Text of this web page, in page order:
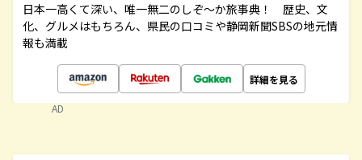
日本一高くて深い、唯一無二のしぞ～か旅事典！ 歴史、文
化、グルメはもちろん、県民の口コミや静岡新聞SBSの地元情
報も満載
詳細を見る
AD